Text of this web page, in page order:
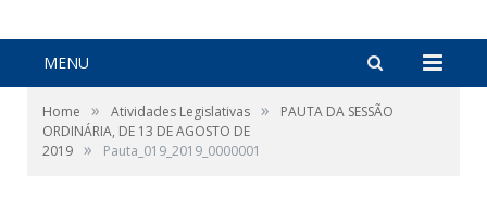
MENU
Home » Atividades Legislativas »
PAUTA DA SESSÃO
ORDINÁRIA, DE 13 DE AGOSTO DE
2019 » Pauta_019_2019_0000001